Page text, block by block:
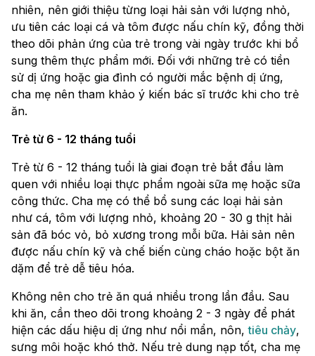
nhiên, nên giới thiệu từng loại hải sản với lượng nhỏ,
ưu tiên các loại cá và tôm được nấu chín kỹ, đồng thời
theo dõi phản ứng của trẻ trong vài ngày trước khi bổ
sung thêm thực phẩm mới. Đối với những trẻ có tiền
sử dị ứng hoặc gia đình có người mắc bệnh dị ứng,
cha mẹ nên tham khảo ý kiến bác sĩ trước khi cho trẻ
ăn.
Trẻ từ 6 - 12 tháng tuổi
Trẻ từ 6 - 12 tháng tuổi là giai đoạn trẻ bắt đầu làm
quen với nhiều loại thực phẩm ngoài sữa mẹ hoặc sữa
công thức. Cha mẹ có thể bổ sung các loại hải sản
như cá, tôm với lượng nhỏ, khoảng 20 - 30 g thịt hải
sản đã bóc vỏ, bỏ xương trong mỗi bữa. Hải sản nên
được nấu chín kỹ và chế biến cùng cháo hoặc bột ăn
dặm để trẻ dễ tiêu hóa.
Không nên cho trẻ ăn quá nhiều trong lần đầu. Sau
khi ăn, cần theo dõi trong khoảng 2 - 3 ngày để phát
hiện các dấu hiệu dị ứng như nổi mẩn, nôn,tiêu chảy,
sưng môi hoặc khó thở. Nếu trẻ dung nạp tốt, cha mẹ